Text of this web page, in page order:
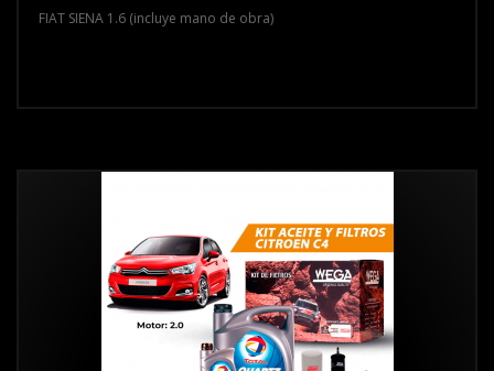
FIAT SIENA 1.6 (incluye mano de obra)